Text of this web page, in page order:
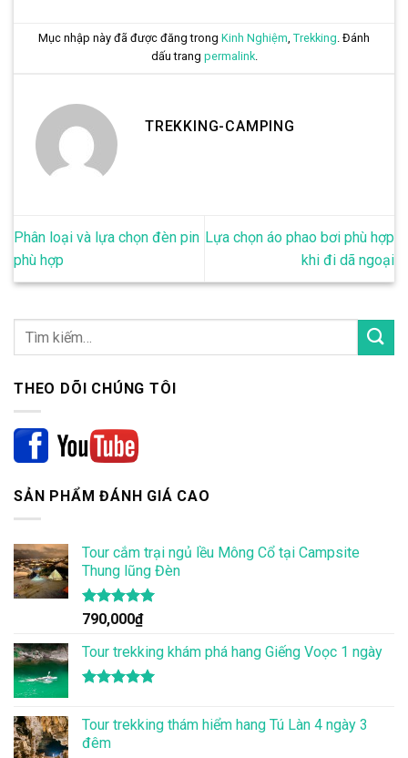
Mục nhập này đã được đăng trong Kinh Nghiệm, Trekking. Đánh
dấu trang permalink.
TREKKING-CAMPING
Phân loại và lựa chọn đèn pin
phù hợp
Lựa chọn áo phao bơi phù hợp
khi đi dã ngoại
THEO DÕI CHÚNG TÔI
SẢN PHẨM ĐÁNH GIÁ CAO
Tour cắm trại ngủ lều Mông Cổ tại Campsite
Thung lũng Đèn
Được xếp
hạng
5.00
5 sao
790,000₫
Tour trekking khám phá hang Giếng Voọc 1 ngày
5 sao
Tour trekking thám hiểm hang Tú Làn 4 ngày 3
đêm